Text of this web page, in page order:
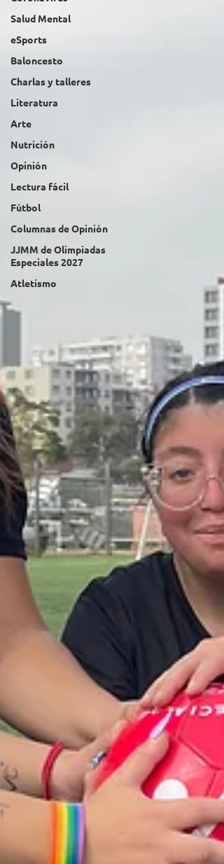
Salud Mental
eSports
Baloncesto
Charlas y talleres
Literatura
Arte
Nutrición
Opinión
Lectura fácil
Fútbol
Columnas de Opinión
JJMM de Olimpiadas
Especiales 2027
Atletismo